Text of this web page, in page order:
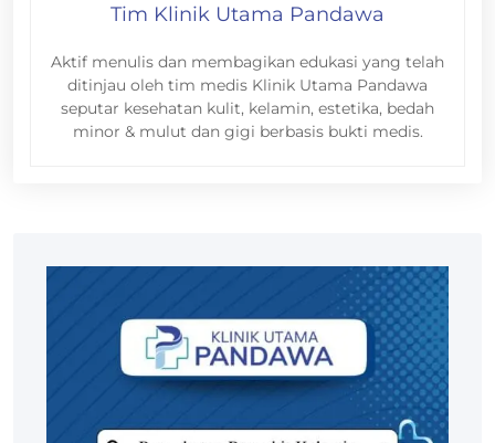
Tim Klinik Utama Pandawa
Aktif menulis dan membagikan edukasi yang telah
ditinjau oleh tim medis Klinik Utama Pandawa
seputar kesehatan kulit, kelamin, estetika, bedah
minor & mulut dan gigi berbasis bukti medis.